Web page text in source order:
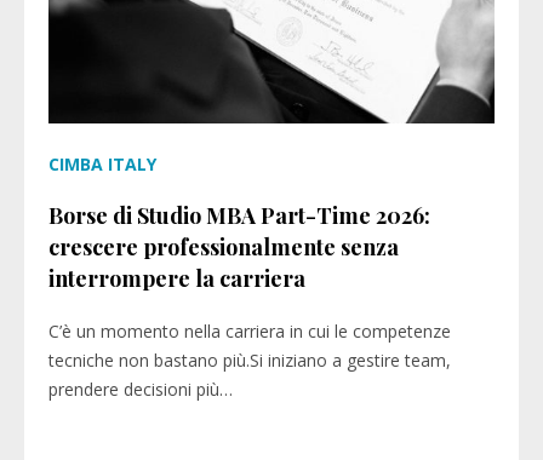
CIMBA ITALY
Borse di Studio MBA Part-Time 2026:
crescere professionalmente senza
interrompere la carriera
C’è un momento nella carriera in cui le competenze
tecniche non bastano più.Si iniziano a gestire team,
prendere decisioni più…